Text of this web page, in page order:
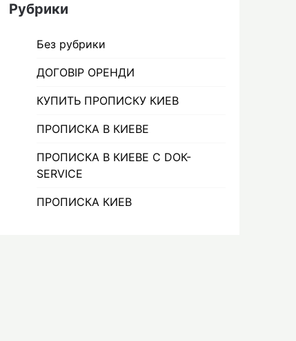
Рубрики
Без рубрики
ДОГОВІР ОРЕНДИ
КУПИТЬ ПРОПИСКУ КИЕВ
ПРОПИСКА В КИЕВЕ
ПРОПИСКА В КИЕВЕ С DOК-
SERVICE
ПРОПИСКА КИЕВ